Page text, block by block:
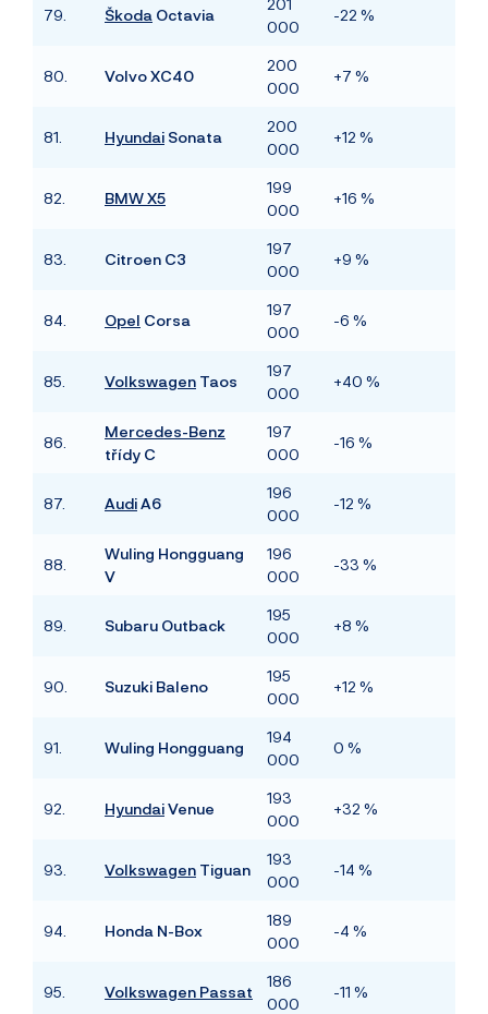
79. Škoda Octavia
000
-22 %
80. Volvo XC40
200
000
+7 %
81. Hyundai Sonata
200
000
+12 %
82. BMW X5
199
000
+16 %
83. Citroen C3
197
000
+9 %
84. Opel Corsa
197
000
-6 %
85. Volkswagen Taos
197
000
+40 %
86.
Mercedes-Benz
třídy C
197
000
-16 %
87. AudiA6
196
000
-12 %
88.
Wuling Hongguang
V
196
000
-33 %
89. Subaru Outback
195
000
+8 %
90. Suzuki Baleno
195
000
+12 %
91. Wuling Hongguang
194
000
0 %
92. HyundaiVenue
193
000
+32 %
93. Volkswagen Tiguan
193
000
-14 %
94. Honda N-Box
189
000
-4 %
95. Volkswagen Passat
186
000
-11 %